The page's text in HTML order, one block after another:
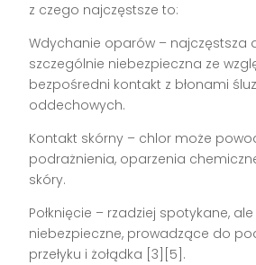
z czego najczęstsze to:
Wdychanie oparów – najczęstsza
szczególnie niebezpieczna ze
bezpośredni kontakt z błonami
oddechowych.
Kontakt skórny – chlor może
podrażnienia, oparzenia
skóry.
Połknięcie – rzadziej spotykane,
niebezpieczne, prowadzące do
przełyku i żołądka [3][5].